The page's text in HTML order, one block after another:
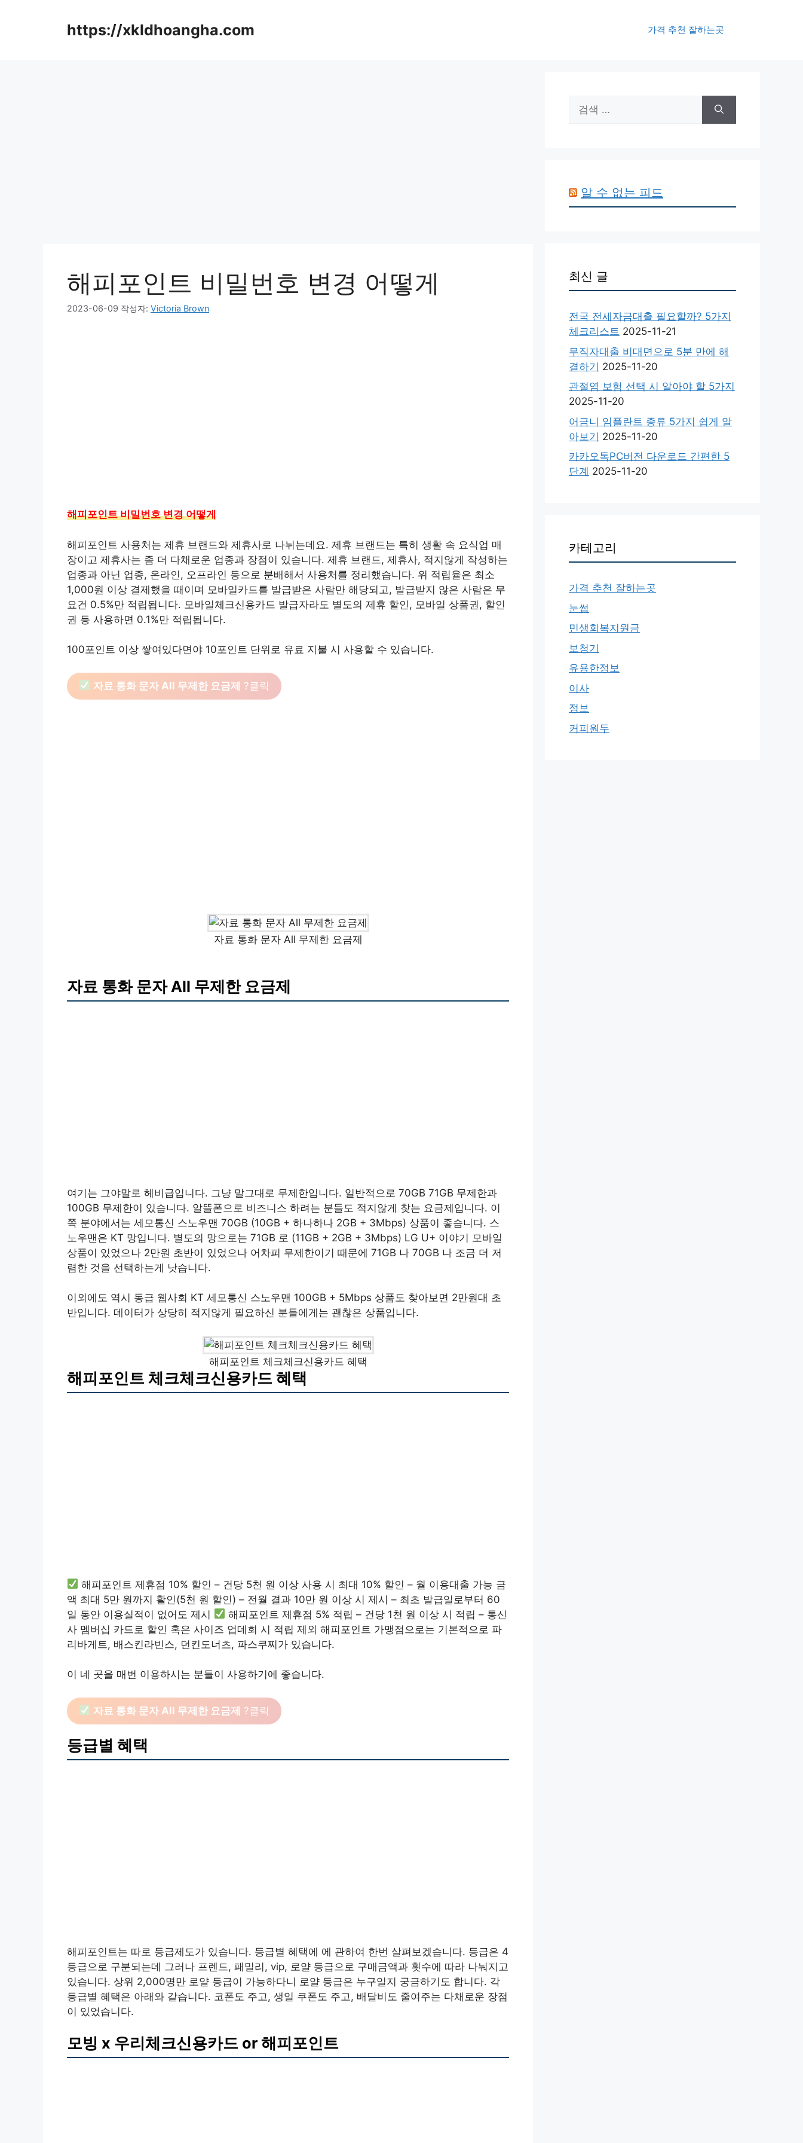
https://xkldhoangha.com 가격 추천 잘하는곳
해피포인트 비밀번호 변경 어떻게
2023-06-09 작성자: Victoria Brown
해피포인트 비밀번호 변경 어떻게
해피포인트 사용처는 제휴 브랜드와 제휴사로 나뉘는데요. 제휴 브랜드는 특히 생활 속 요식업 매
장이고 제휴사는 좀 더 다채로운 업종과 장점이 있습니다. 제휴 브랜드, 제휴사, 적지않게 작성하는
업종과 아닌 업종, 온라인, 오프라인 등으로 분배해서 사용처를 정리했습니다. 위 적립율은 최소
1,000원 이상 결제했을 때이며 모바일카드를 발급받은 사람만 해당되고, 발급받지 않은 사람은 무
요건 0.5%만 적립됩니다. 모바일체크신용카드 발급자라도 별도의 제휴 할인, 모바일 상품권, 할인
권 등 사용하면 0.1%만 적립됩니다.
100포인트 이상 쌓여있다면야 10포인트 단위로 유료 지불 시 사용할 수 있습니다.
자료 통화 문자 All 무제한 요금제 ?클릭
자료 통화 문자 All 무제한 요금제
자료 통화 문자 All 무제한 요금제
여기는 그야말로 헤비급입니다. 그냥 말그대로 무제한입니다. 일반적으로 70GB 71GB 무제한과
100GB 무제한이 있습니다. 알뜰폰으로 비즈니스 하려는 분들도 적지않게 찾는 요금제입니다. 이
쪽 분야에서는 세모통신 스노우맨 70GB (10GB + 하나하나 2GB + 3Mbps) 상품이 좋습니다. 스
노우맨은 KT 망입니다. 별도의 망으로는 71GB 로 (11GB + 2GB + 3Mbps) LG U+ 이야기 모바일
상품이 있었으나 2만원 초반이 있었으나 어차피 무제한이기 때문에 71GB 나 70GB 나 조금 더 저
렴한 것을 선택하는게 낫습니다.
이외에도 역시 동급 웹사회 KT 세모통신 스노우맨 100GB + 5Mbps 상품도 찾아보면 2만원대 초
반입니다. 데이터가 상당히 적지않게 필요하신 분들에게는 괜찮은 상품입니다.
해피포인트 체크체크신용카드 혜택
해피포인트 체크체크신용카드 혜택
해피포인트 제휴점 10% 할인 – 건당 5천 원 이상 사용 시 최대 10% 할인 – 월 이용대출 가능 금
액 최대 5만 원까지 활인(5천 원 할인) – 전월 결과 10만 원 이상 시 제시 – 최초 발급일로부터 60
일 동안 이용실적이 없어도 제시
해피포인트 제휴점 5% 적립 – 건당 1천 원 이상 시 적립 – 통신
사 멤버십 카드로 할인 혹은 사이즈 업데회 시 적립 제외 해피포인트 가맹점으로는 기본적으로 파
리바게트, 배스킨라빈스, 던킨도너츠, 파스쿠찌가 있습니다.
이 네 곳을 매번 이용하시는 분들이 사용하기에 좋습니다.
자료 통화 문자 All 무제한 요금제 ?클릭
등급별 혜택
해피포인트는 따로 등급제도가 있습니다. 등급별 혜택에 에 관하여 한번 살펴보겠습니다. 등급은 4
등급으로 구분되는데 그러나 프렌드, 패밀리, vip, 로얄 등급으로 구매금액과 횟수에 따라 나눠지고
있습니다. 상위 2,000명만 로얄 등급이 가능하다니 로얄 등급은 누구일지 궁금하기도 합니다. 각
등급별 혜택은 아래와 같습니다. 코폰도 주고, 생일 쿠폰도 주고, 배달비도 줄여주는 다채로운 장점
이 있었습니다.
모빙 x 우리체크신용카드 or 해피포인트
색:
알 수 없는 피드
최신 글
전국 전세자금대출 필요할까? 5가지
체크리스트 2025-11-21
무직자대출 비대면으로 5분 만에 해
결하기 2025-11-20
관절염 보험 선택 시 알아야 할 5가지
2025-11-20
어금니 임플란트 종류 5가지 쉽게 알
아보기 2025-11-20
카카오톡PC버전 다운로드 간편한 5
단계 2025-11-20
카테고리
가격 추천 잘하는곳
눈썹
민생회복지원금
보청기
유용한정보
이사
정보
커피원두